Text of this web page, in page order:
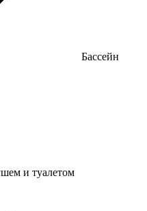
Бассейн
и туалетом